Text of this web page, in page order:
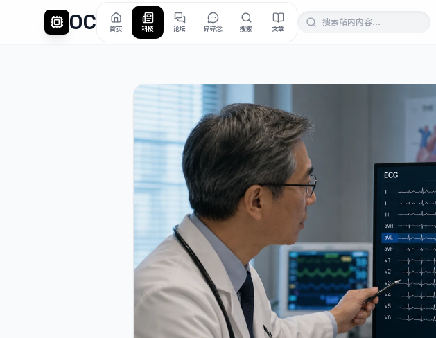
OC 首页 科技 论坛 碎碎念 搜索 文章